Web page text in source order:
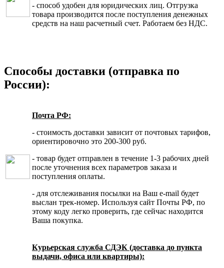
- способ удобен для юридических лиц. Отгрузка
товара производится после поступления денежных
средств на наш расчетный счет. Работаем без НДС.
Способы доставки (отправка по
России):
Почта РФ:
- стоимость доставки зависит от почтовых тарифов,
ориентировочно это 200-300 руб.
- товар будет отправлен в течение 1-3 рабочих дней
после уточнения всех параметров заказа и
поступления оплаты.
- для отслеживания посылки на Ваш e-mail будет
выслан трек-номер. Используя сайт Почты РФ, по
этому коду легко проверить, где сейчас находится
Ваша покупка.
Курьерская служба СДЭК (доставка до пункта
выдачи, офиса или квартиры):